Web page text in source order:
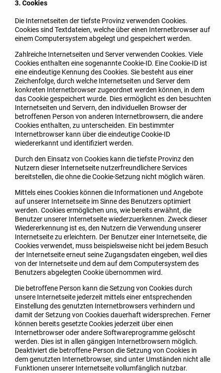
3. Cookies
Die Internetseiten der tiefste Provinz verwenden Cookies.
Cookies sind Textdateien, welche über einen Internetbrowser auf
einem Computersystem abgelegt und gespeichert werden.
Zahlreiche Internetseiten und Server verwenden Cookies. Viele
Cookies enthalten eine sogenannte Cookie-ID. Eine Cookie-ID ist
eine eindeutige Kennung des Cookies. Sie besteht aus einer
Zeichenfolge, durch welche Internetseiten und Server dem
konkreten Internetbrowser zugeordnet werden können, in dem
das Cookie gespeichert wurde. Dies ermöglicht es den besuchten
Internetseiten und Servern, den individuellen Browser der
betroffenen Person von anderen Internetbrowsern, die andere
Cookies enthalten, zu unterscheiden. Ein bestimmter
Internetbrowser kann über die eindeutige Cookie-ID
wiedererkannt und identifiziert werden.
Durch den Einsatz von Cookies kann die tiefste Provinz den
Nutzern dieser Internetseite nutzerfreundlichere Services
bereitstellen, die ohne die Cookie-Setzung nicht möglich wären.
Mittels eines Cookies können die Informationen und Angebote
auf unserer Internetseite im Sinne des Benutzers optimiert
werden. Cookies ermöglichen uns, wie bereits erwähnt, die
Benutzer unserer Internetseite wiederzuerkennen. Zweck dieser
Wiedererkennung ist es, den Nutzern die Verwendung unserer
Internetseite zu erleichtern. Der Benutzer einer Internetseite, die
Cookies verwendet, muss beispielsweise nicht bei jedem Besuch
der Internetseite erneut seine Zugangsdaten eingeben, weil dies
von der Internetseite und dem auf dem Computersystem des
Benutzers abgelegten Cookie übernommen wird.
Die betroffene Person kann die Setzung von Cookies durch
unsere Internetseite jederzeit mittels einer entsprechenden
Einstellung des genutzten Internetbrowsers verhindern und
damit der Setzung von Cookies dauerhaft widersprechen. Ferner
können bereits gesetzte Cookies jederzeit über einen
Internetbrowser oder andere Softwareprogramme gelöscht
werden. Dies ist in allen gängigen Internetbrowsern möglich.
Deaktiviert die betroffene Person die Setzung von Cookies in
dem genutzten Internetbrowser, sind unter Umständen nicht alle
Funktionen unserer Internetseite vollumfänglich nutzbar.